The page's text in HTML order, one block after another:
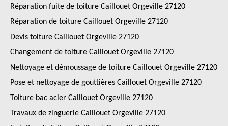
Réparation fuite de toiture Caillouet Orgeville 27120
Réparation de toiture Caillouet Orgeville 27120
Devis toiture Caillouet Orgeville 27120
Changement de toiture Caillouet Orgeville 27120
Nettoyage et démoussage de toiture Caillouet Orgeville 27120
Pose et nettoyage de gouttières Caillouet Orgeville 27120
Toiture bac acier Caillouet Orgeville 27120
Travaux de zinguerie Caillouet Orgeville 27120